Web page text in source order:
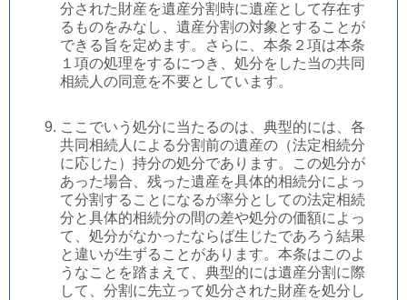
分された財産を遺産分割時に遺産として存在す
るものをみなし、遺産分割の対象とすることが
できる旨を定めます。さらに、本条２項は本条
１項の処理をするにつき、処分をした当の共同
相続人の同意を不要としています。
ここでいう処分に当たるのは、典型的には、各
共同相続人による分割前の遺産の（法定相続分
に応じた）持分の処分であります。この処分が
あった場合、残った遺産を具体的相続分によっ
て分割することになるが率分としての法定相続
分と具体的相続分の間の差や処分の価額によっ
て、処分がなかったならば生じたであろう結果
と違いが生ずることがあります。本条はこのよ
うなことを踏まえて、典型的には遺産分割に際
して、分割に先立って処分された財産を処分し